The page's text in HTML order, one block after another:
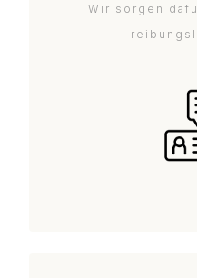
Wir sorgen